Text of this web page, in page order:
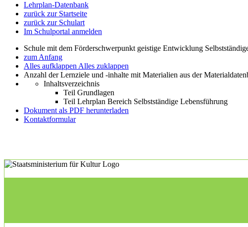
Lehrplan-Datenbank
zurück zur Startseite
zurück zur Schulart
Im Schulportal anmelden
Schule mit dem Förderschwerpunkt geistige Entwicklung
zum Anfang
Alles aufklappen Alles zuklappen
Anzahl der Lernziele und -inhalte mit Materialien aus der
Inhaltsverzeichnis
Teil Grundlagen
Teil Lehrplan Bereich Selbstständige Lebensführung
Dokument als PDF herunterladen
Kontaktformular